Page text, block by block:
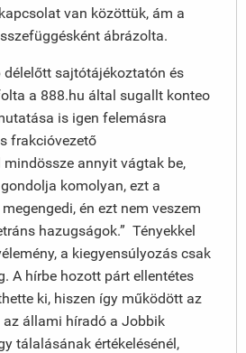
van közöttük, ám a
ábrázolta.
sajtótájékoztatón és
a 888.hu által sugallt konteo
is igen felemásra
frakcióvezető
annyit vágtak be,
komolyan, ezt a
megengedi, én ezt nem veszem
hazugságok.” Tényekkel
a kiegyensúlyozás csak
A hírbe hozott párt ellentétes
ki, hiszen így működött az
az állami híradó a Jobbik
tálalásának értékelésénél,